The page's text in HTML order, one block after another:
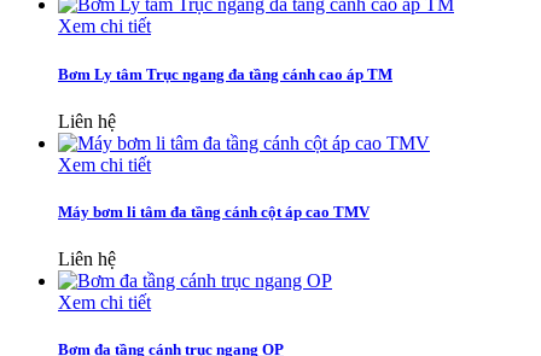
Xem chi tiết
Bơm Ly tâm Trục ngang đa tầng cánh cao áp TM
Liên hệ
Xem chi tiết
Máy bơm li tâm đa tầng cánh cột áp cao TMV
Liên hệ
Xem chi tiết
Bơm đa tầng cánh trục ngang OP